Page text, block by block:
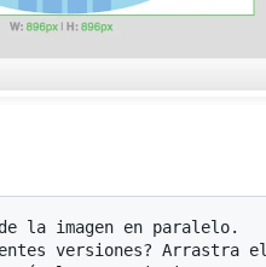
versiones? Arrastra el